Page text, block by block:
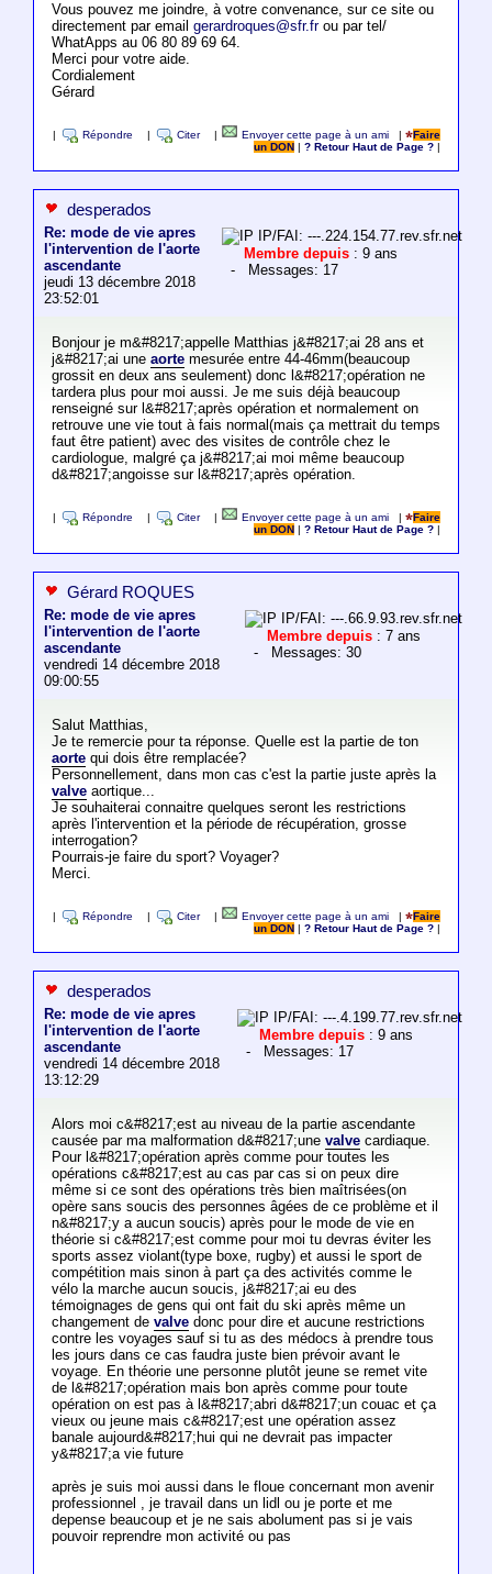
Vous pouvez me joindre, à votre convenance, sur ce site ou
directement par email gerardroques@sfr.frou par tel/
WhatApps au 06 80 89 69 64.
Merci pour votre aide.
Cordialement
Gérard
Répondre Citer Envoyer cette page à un ami |
Faire
un DON
|? Retour Haut de Page ?
desperados
Re: mode de vie apres
l'intervention de l'aorte
ascendante
jeudi 13 décembre 2018
23:52:01
IP/FAI: ---.224.154.77.rev.sfr.net
Membre depuis : 9 ans
- Messages: 17
Bonjour je m&#8217;appelle Matthias j&#8217;ai 28 ans et
j&#8217;ai une aortemesurée entre 44-46mm(beaucoup
grossit en deux ans seulement) donc l&#8217;opération ne
tardera plus pour moi aussi. Je me suis déjà beaucoup
renseigné sur l&#8217;après opération et normalement on
retrouve une vie tout à fais normal(mais ça mettrait du temps
faut être patient) avec des visites de contrôle chez le
cardiologue, malgré ça j&#8217;ai moi même beaucoup
d&#8217;angoisse sur l&#8217;après opération.
Répondre Citer Envoyer cette page à un ami |
Faire
un DON
|? Retour Haut de Page ?
Gérard ROQUES
Re: mode de vie apres
l'intervention de l'aorte
ascendante
vendredi 14 décembre 2018
09:00:55
IP/FAI: ---.66.9.93.rev.sfr.net
Membre depuis : 7 ans
- Messages: 30
Salut Matthias,
Je te remercie pour ta réponse. Quelle est la partie de ton
aortequi dois être remplacée?
Personnellement, dans mon cas c'est la partie juste après la
valveaortique...
Je souhaiterai connaitre quelques seront les restrictions
après l'intervention et la période de récupération, grosse
interrogation?
Pourrais-je faire du sport? Voyager?
Merci.
Répondre Citer Envoyer cette page à un ami |
Faire
un DON
|? Retour Haut de Page ?
desperados
Re: mode de vie apres
l'intervention de l'aorte
ascendante
vendredi 14 décembre 2018
13:12:29
IP/FAI: ---.4.199.77.rev.sfr.net
Membre depuis : 9 ans
- Messages: 17
Alors moi c&#8217;est au niveau de la partie ascendante
causée par ma malformation d&#8217;une valvecardiaque.
Pour l&#8217;opération après comme pour toutes les
opérations c&#8217;est au cas par cas si on peux dire
même si ce sont des opérations très bien maîtrisées(on
opère sans soucis des personnes âgées de ce problème et il
n&#8217;y a aucun soucis) après pour le mode de vie en
théorie si c&#8217;est comme pour moi tu devras éviter les
sports assez violant(type boxe, rugby) et aussi le sport de
compétition mais sinon à part ça des activités comme le
vélo la marche aucun soucis, j&#8217;ai eu des
témoignages de gens qui ont fait du ski après même un
changement de valvedonc pour dire et aucune restrictions
contre les voyages sauf si tu as des médocs à prendre tous
les jours dans ce cas faudra juste bien prévoir avant le
voyage. En théorie une personne plutôt jeune se remet vite
de l&#8217;opération mais bon après comme pour toute
opération on est pas à l&#8217;abri d&#8217;un couac et ça
vieux ou jeune mais c&#8217;est une opération assez
banale aujourd&#8217;hui qui ne devrait pas impacter
y&#8217;a vie future
après je suis moi aussi dans le floue concernant mon avenir
professionnel , je travail dans un lidl ou je porte et me
depense beaucoup et je ne sais abolument pas si je vais
pouvoir reprendre mon activité ou pas